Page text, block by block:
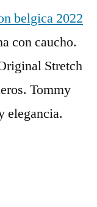
belgica 2022
con caucho.
Stretch
Tommy
elegancia.